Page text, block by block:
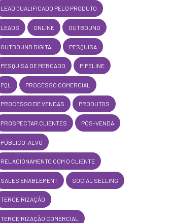
LEAD QUALIFICADO PELO PRODUTO
LEADS ONLINE OUTBOUND
OUTBOUND DIGITAL PESQUISA
PESQUISA DE MERCADO PIPELINE
PQL PROCESSO COMERCIAL
PROCESSO DE VENDAS PRODUTOS
PROSPECTAR CLIENTES PÓS-VENDA
PÚBLICO-ALVO
RELACIONAMENTO COM O CLIENTE
SALES ENABLEMENT SOCIAL SELLING
TERCEIRIZAÇÃO
TERCEIRIZAÇÃO COMERCIAL